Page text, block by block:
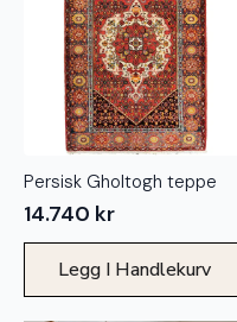
Persisk Gholtogh teppe
14.740 kr
Legg I Handlekurv